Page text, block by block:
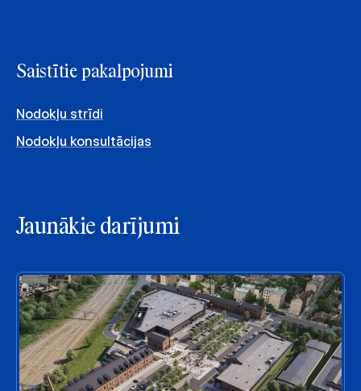
Saistītie pakalpojumi
Nodokļu strīdi
Nodokļu konsultācijas
Jaunākie darījumi